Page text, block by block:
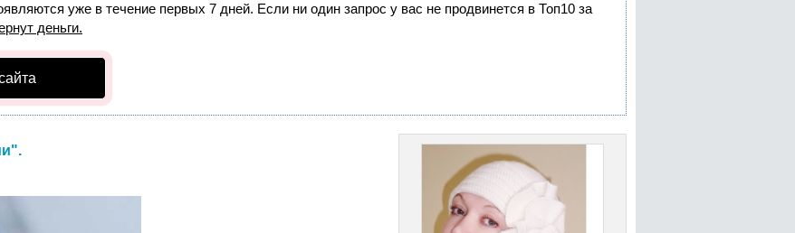
уже в течение первых 7 дней. Если ни один запрос у вас не продвинется в Топ10 за
деньги.